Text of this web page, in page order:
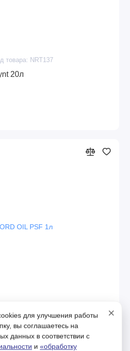
товара: NRT137
Synt 20л
товара: NRT131 ×
для улучшения работы
вы соглашаетесь на
данных в соответствии с
и «обработку